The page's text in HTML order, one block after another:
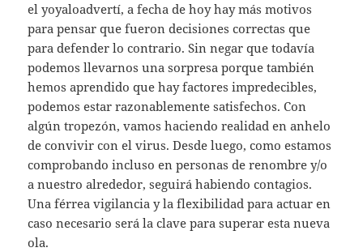
el yoyaloadvertí, a fecha de hoy hay más motivos
para pensar que fueron decisiones correctas que
para defender lo contrario. Sin negar que todavía
podemos llevarnos una sorpresa porque también
hemos aprendido que hay factores impredecibles,
podemos estar razonablemente satisfechos. Con
algún tropezón, vamos haciendo realidad en anhelo
de convivir con el virus. Desde luego, como estamos
comprobando incluso en personas de renombre y/o
a nuestro alrededor, seguirá habiendo contagios.
Una férrea vigilancia y la flexibilidad para actuar en
caso necesario será la clave para superar esta nueva
ola.